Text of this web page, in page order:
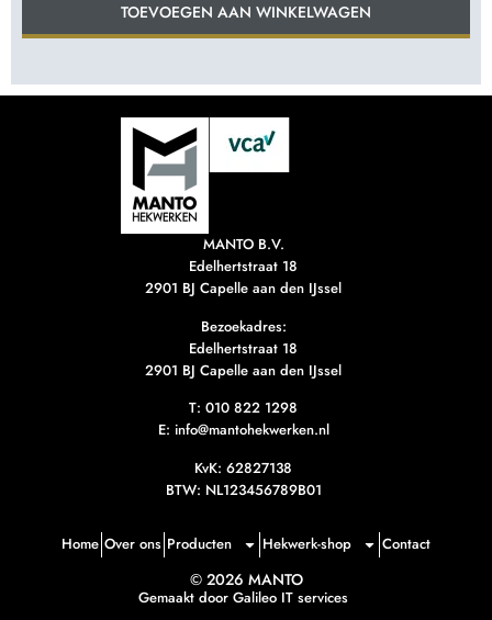
TOEVOEGEN AAN WINKELWAGEN
MANTO B.V.
Edelhertstraat 18
2901 BJ Capelle aan den IJssel
Bezoekadres:
Edelhertstraat 18
2901 BJ Capelle aan den IJssel
T:010 822 1298
E: info@mantohekwerken.nl
KvK: 62827138
BTW: NL123456789B01
Home Over ons Producten Hekwerk-shop Contact
© 2026 MANTO
Gemaakt door Galileo IT services